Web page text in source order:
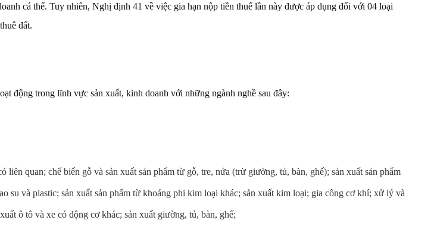
cá thể. Tuy nhiên, Nghị định 41 về việc gia hạn nộp tiền thuế lần này được áp dụng đối với 04 loại
đất.
động trong lĩnh vực sản xuất, kinh doanh với những ngành nghề sau đây:
liên quan; chế biến gỗ và sản xuất sản phẩm từ gỗ, tre, nứa (trừ giường, tủ, bàn, ghế); sản xuất sản phẩm
su và plastic; sản xuất sản phẩm từ khoáng phi kim loại khác; sản xuất kim loại; gia công cơ khí; xử lý và
ô tô và xe có động cơ khác; sản xuất giường, tủ, bàn, ghế;